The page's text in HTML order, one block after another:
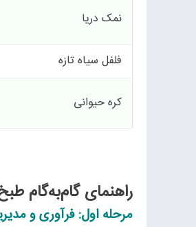
نمک دریا
فلفل سیاه تازه
کره حیوانی
راهنمای گام‌به‌گام
مرحله اول: فرآوری و